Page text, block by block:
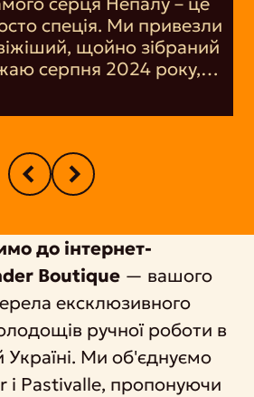
спеція. Ми привезли
щойно зібраний
серпня 2024 року,
Його тонкі свіжі
будь то випічка, кава чи
до інтернет-
Boutique — вашого
ексклюзивного
ручної роботи в
Україні. Ми об'єднуємо
і Pastivalle, пропонуючи